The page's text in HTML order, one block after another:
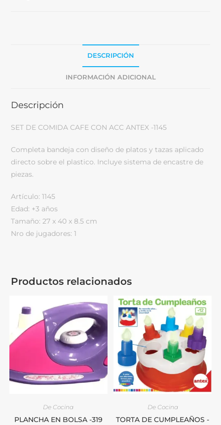
DESCRIPCIÓN
INFORMACIÓN ADICIONAL
Descripción
SET DE COMIDA CAFE CON ACC ANTEX -1145
Completa bandeja con diseño de platos y tazas aplicado
directo sobre el plastico. Incluye sistema de encastre de
piezas.
Artículo: 1145
Edad: +3 años
Tamaño: 27 x 40 x 8.5 cm
Nro de jugadores: 1
Productos relacionados
De Cocina
PLANCHA EN BOLSA -319
De Cocina
TORTA DE CUMPLEAÑOS -